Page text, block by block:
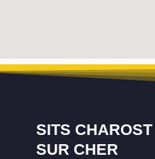
SITS
SUR CHER